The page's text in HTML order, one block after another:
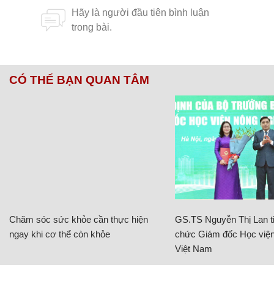
CÓ THỂ BẠN QUAN TÂM
Chăm sóc sức khỏe cần thực hiện
ngay khi cơ thể còn khỏe
GS.TS Nguyễn Thị Lan
chức Giám đốc Học
Việt Nam